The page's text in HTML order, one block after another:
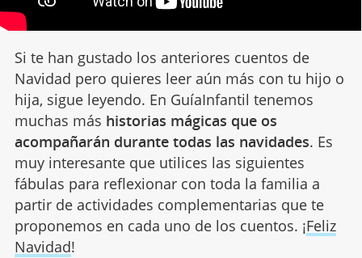
Si te han gustado los anteriores cuentos de
Navidad pero quieres leer aún más con tu hijo o
hija, sigue leyendo. En GuíaInfantil tenemos
muchas más historias mágicas que os
acompañarán durante todas las navidades. Es
muy interesante que utilices las siguientes
fábulas para reflexionar con toda la familia a
partir de actividades complementarias que te
proponemos en cada uno de los cuentos. ¡Feliz
Navidad!